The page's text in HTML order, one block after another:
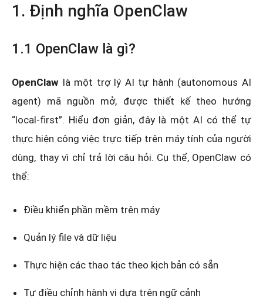
1. Định nghĩa OpenClaw
1.1 OpenClaw là gì?
OpenClaw là một trợ lý AI tự hành (autonomous AI
agent) mã nguồn mở, được thiết kế theo hướng
“local-first”. Hiểu đơn giản, đây là một AI có thể tự
thực hiện công việc trực tiếp trên máy tính của người
dùng, thay vì chỉ trả lời câu hỏi. Cụ thể, OpenClaw có
thể:
Điều khiển phần mềm trên máy
Quản lý file và dữ liệu
Thực hiện các thao tác theo kịch bản có sẵn
Tự điều chỉnh hành vi dựa trên ngữ cảnh